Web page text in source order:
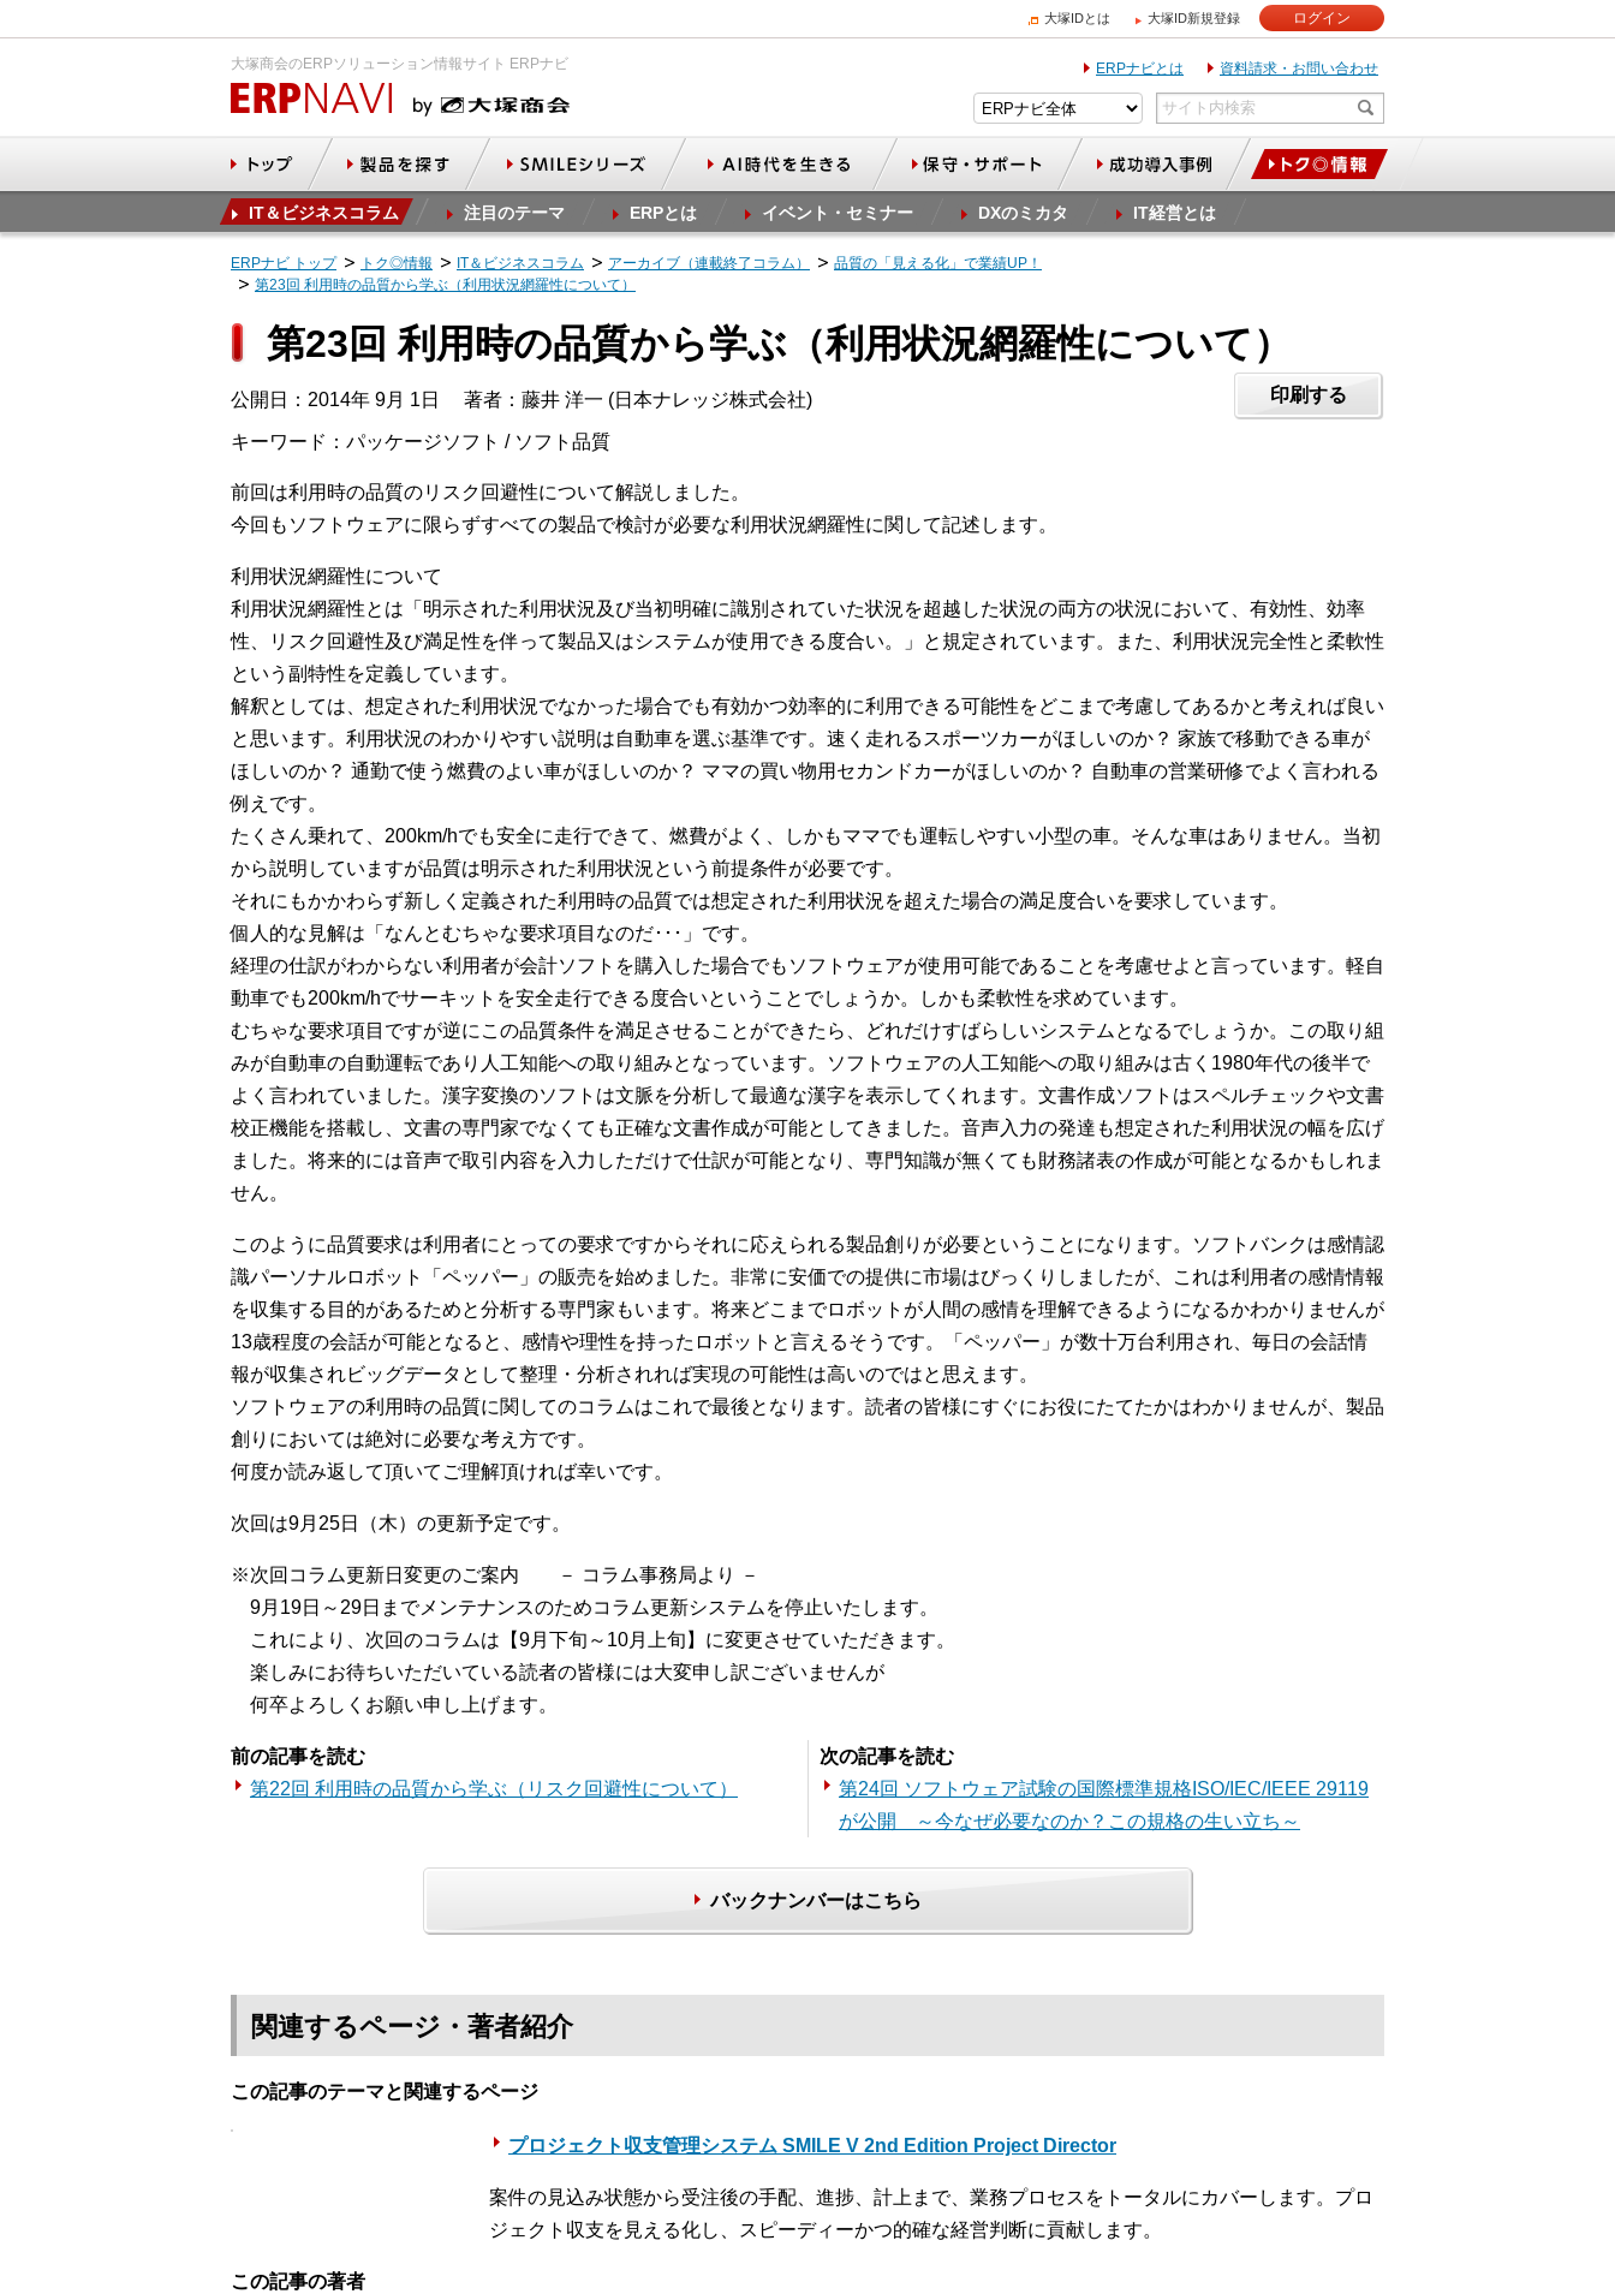
大塚IDとは 大塚ID新規登録 ログイン
大塚商会のERPソリューション情報サイト ERPナビ ERPナビとは 資料請求・お問い合わせ
IT＆ビジネスコラム 注目のテーマ ERPとは イベント・セミナー DXのミカタ IT経営とは
ERPナビ トップ トク◎情報 IT＆ビジネスコラム アーカイブ（連載終了コラム）
品質の「見える化」で業績UP！
第23回 利用時の品質から学ぶ（利用状況網羅性について）
第23回 利用時の品質から学ぶ（利用状況網羅性について）
公開日：2014年 9月 1日 著者：藤井 洋一 (日本ナレッジ株式会社)
キーワード：パッケージソフト / ソフト品質
印刷する
前回は利用時の品質のリスク回避性について解説しました。
今回もソフトウェアに限らずすべての製品で検討が必要な利用状況網羅性に関して記述します。
利用状況網羅性について
利用状況網羅性とは「明示された利用状況及び当初明確に識別されていた状況を超越した状況の両方の状況において、有効性、効率
性、リスク回避性及び満足性を伴って製品又はシステムが使用できる度合い。」と規定されています。また、利用状況完全性と柔軟性
という副特性を定義しています。
解釈としては、想定された利用状況でなかった場合でも有効かつ効率的に利用できる可能性をどこまで考慮してあるかと考えれば良い
と思います。利用状況のわかりやすい説明は自動車を選ぶ基準です。速く走れるスポーツカーがほしいのか？ 家族で移動できる車が
ほしいのか？ 通勤で使う燃費のよい車がほしいのか？ ママの買い物用セカンドカーがほしいのか？ 自動車の営業研修でよく言われる
例えです。
たくさん乗れて、200km/hでも安全に走行できて、燃費がよく、しかもママでも運転しやすい小型の車。そんな車はありません。当初
から説明していますが品質は明示された利用状況という前提条件が必要です。
それにもかかわらず新しく定義された利用時の品質では想定された利用状況を超えた場合の満足度合いを要求しています。
個人的な見解は「なんとむちゃな要求項目なのだ･･･」です。
経理の仕訳がわからない利用者が会計ソフトを購入した場合でもソフトウェアが使用可能であることを考慮せよと言っています。軽自
動車でも200km/hでサーキットを安全走行できる度合いということでしょうか。しかも柔軟性を求めています。
むちゃな要求項目ですが逆にこの品質条件を満足させることができたら、どれだけすばらしいシステムとなるでしょうか。この取り組
みが自動車の自動運転であり人工知能への取り組みとなっています。ソフトウェアの人工知能への取り組みは古く1980年代の後半で
よく言われていました。漢字変換のソフトは文脈を分析して最適な漢字を表示してくれます。文書作成ソフトはスペルチェックや文書
校正機能を搭載し、文書の専門家でなくても正確な文書作成が可能としてきました。音声入力の発達も想定された利用状況の幅を広げ
ました。将来的には音声で取引内容を入力しただけで仕訳が可能となり、専門知識が無くても財務諸表の作成が可能となるかもしれま
せん。
このように品質要求は利用者にとっての要求ですからそれに応えられる製品創りが必要ということになります。ソフトバンクは感情認
識パーソナルロボット「ペッパー」の販売を始めました。非常に安価での提供に市場はびっくりしましたが、これは利用者の感情情報
を収集する目的があるためと分析する専門家もいます。将来どこまでロボットが人間の感情を理解できるようになるかわかりませんが
13歳程度の会話が可能となると、感情や理性を持ったロボットと言えるそうです。「ペッパー」が数十万台利用され、毎日の会話情
報が収集されビッグデータとして整理・分析されれば実現の可能性は高いのではと思えます。
ソフトウェアの利用時の品質に関してのコラムはこれで最後となります。読者の皆様にすぐにお役にたてたかはわかりませんが、製品
創りにおいては絶対に必要な考え方です。
何度か読み返して頂いてご理解頂ければ幸いです。
次回は9月25日（木）の更新予定です。
※次回コラム更新日変更のご案内 － コラム事務局より －
9月19日～29日までメンテナンスのためコラム更新システムを停止いたします。
これにより、次回のコラムは【9月下旬～10月上旬】に変更させていただきます。
楽しみにお待ちいただいている読者の皆様には大変申し訳ございませんが
何卒よろしくお願い申し上げます。
前の記事を読む
第22回 利用時の品質から学ぶ（リスク回避性について）
次の記事を読む
第24回 ソフトウェア試験の国際標準規格ISO/IEC/IEEE 29119
が公開 ～今なぜ必要なのか？この規格の生い立ち～
バックナンバーはこちら
関連するページ・著者紹介
この記事のテーマと関連するページ
プロジェクト収支管理システム SMILE V 2nd Edition Project Director
案件の見込み状態から受注後の手配、進捗、計上まで、業務プロセスをトータルにカバーします。プロ
ジェクト収支を見える化し、スピーディーかつ的確な経営判断に貢献します。
この記事の著者